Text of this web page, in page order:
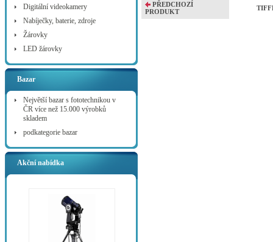
Digitální videokamery
Nabíječky, baterie, zdroje
Žárovky
LED žárovky
Bazar
Největší bazar s fototechnikou v
ČR více než 15.000 výrobků
skladem
podkategorie bazar
Akční nabídka
PŘEDCHOZÍ
PRODUKT